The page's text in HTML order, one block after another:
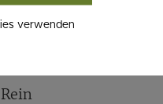
verwenden